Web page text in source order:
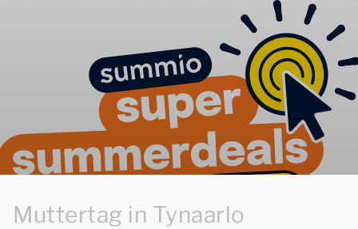
Muttertag in Tynaarlo